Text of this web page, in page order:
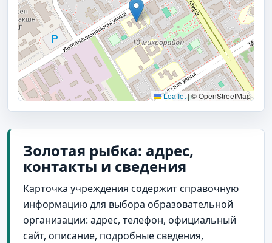
Leaflet |© OpenStreetMap
Золотая рыбка: адрес,
контакты и сведения
Карточка учреждения содержит справочную
информацию для выбора образовательной
организации: адрес, телефон, официальный
сайт, описание, подробные сведения,